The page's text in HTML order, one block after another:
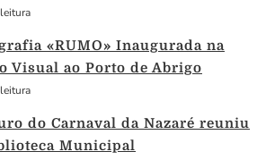
«RUMO» Inaugurada na
Visual ao Porto de Abrigo
do Carnaval da Nazaré reuniu
Municipal